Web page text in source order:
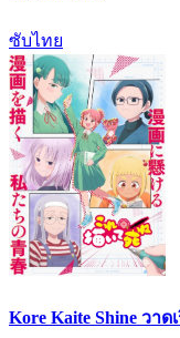
ซับไทย
Kore Kaite Shine วา